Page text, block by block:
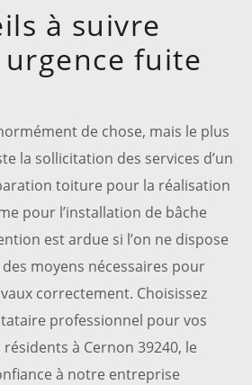
à suivre
fuite
de chose, mais le plus
la sollicitation des services d’un
toiture pour la réalisation
pour l’installation de bâche
est ardue si l’on ne dispose
moyens nécessaires pour
correctement. Choisissez
professionnel pour vos
à Cernon 39240, le
à notre entreprise